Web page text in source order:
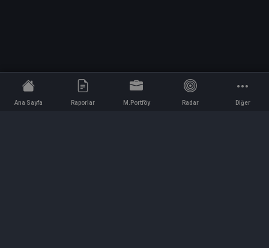
Ana Sayfa Raporlar M.Portföy Radar Diğer